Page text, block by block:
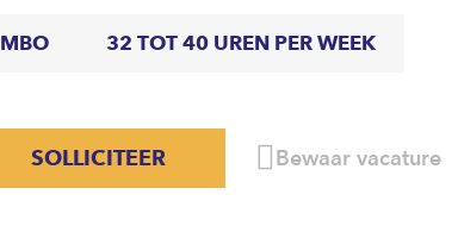
MBO 32 TOT 40 UREN PER WEEK
SOLLICITEER Bewaar vacature